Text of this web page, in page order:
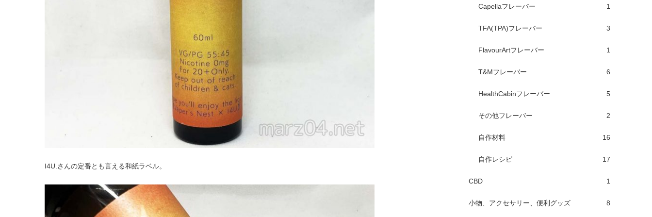
I4U.さんの定番とも言える和紙ラベル。
Capellaフレーバー 1
TFA(TPA)フレーバー 3
FlavourArtフレーバー 1
T&Mフレーバー 6
HealthCabinフレーバー 5
その他フレーバー 2
自作材料 16
自作レシピ 17
CBD 1
小物、アクセサリー、便利グッズ 8